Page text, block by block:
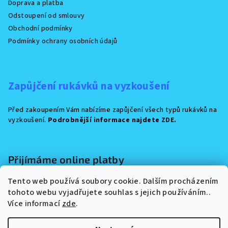
Tento web používá soubory cookie. Dalším procházením
tohoto webu vyjadřujete souhlas s jejich používáním..
Více informacízde.
Doprava a platba
Odstoupení od smlouvy
Obchodní podmínky
Podmínky ochrany osobních údajů
Zapůjčení rukávků na vyzkoušení
Před zakoupením Vám nabízíme zapůjčení všech typů rukávků na
vyzkoušení. Podrobnější informace najdete ZDE.
Přijímáme online platby